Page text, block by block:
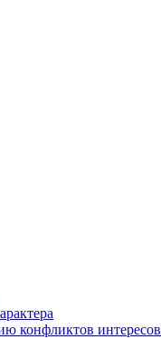
конфликтов интересов